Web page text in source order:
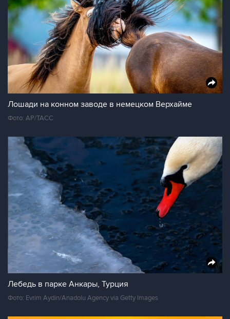
Лошади на конном заводе в немецком Верхайме
Фото: AP/ТАСС
Лебедь в парке Анкары, Турция
Фото: Evrim Aydin/Anadolu Agency via Getty Images